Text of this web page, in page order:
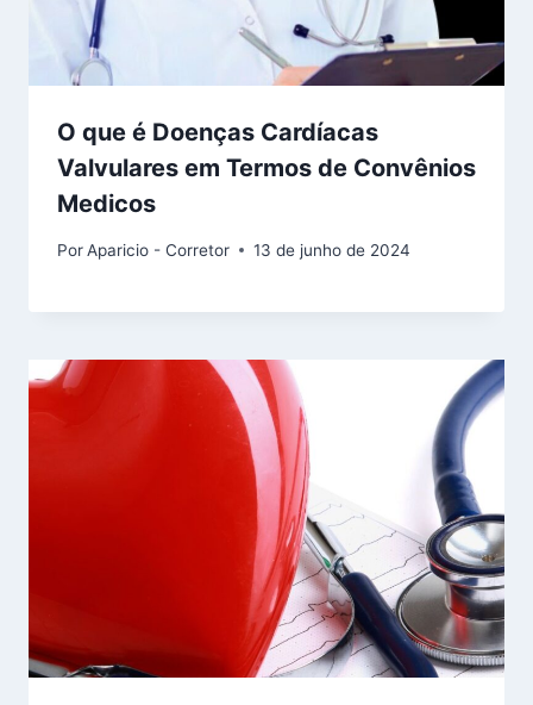
O que é Doenças Cardíacas
Valvulares em Termos de Convênios
Medicos
PorAparicio - Corretor 13 de junho de 2024